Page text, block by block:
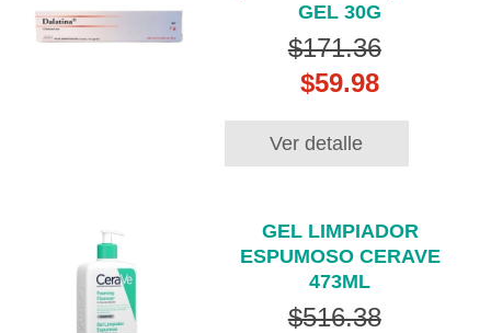
GEL 30G
$171.36
$59.98
Ver detalle
GEL LIMPIADOR
ESPUMOSO CERAVE
473ML
$516.38